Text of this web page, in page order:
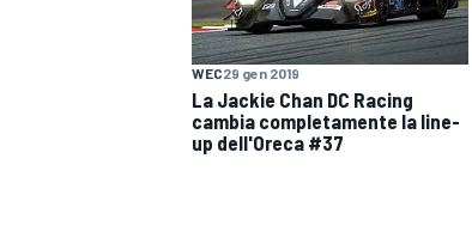
MONOPOSTO
WEC29 gen 2019
La Jackie Chan DC Racing
cambia completamente la line-
up dell'Oreca #37